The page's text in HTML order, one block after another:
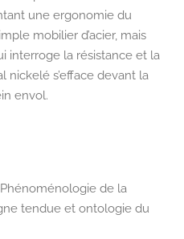
une ergonomie du
mobilier d’acier, mais
interroge la résistance et la
nickelé s’efface devant la
envol.
Phénoménologie de la
tendue et ontologie du